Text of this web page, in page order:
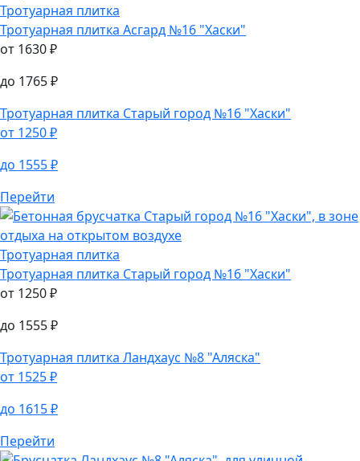
Тротуарная плитка
Тротуарная плитка Асгард №16 "Хаски"
от 1630₽
до 1765₽
Тротуарная плитка Старый город №16 "Хаски"
от 1250₽
до 1555₽
Перейти
Тротуарная плитка
Тротуарная плитка Старый город №16 "Хаски"
от 1250₽
до 1555₽
Тротуарная плитка Ландхаус №8 "Аляска"
от 1525₽
до 1615₽
Перейти